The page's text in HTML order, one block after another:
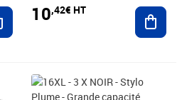
Ajouter au panier
10,42€ HT
Prix 6,58€ HT